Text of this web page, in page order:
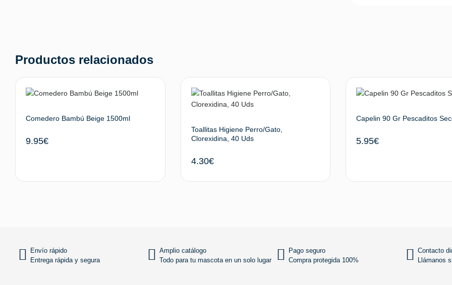
Productos relacionados
Comedero Bambú Beige 1500ml
9.95€
Toallitas Higiene Perro/Gato,
Clorexidina, 40 Uds
4.30€
Capelin 90 Gr Pescaditos
5.95€
Envío rápido
Entrega rápida y segura
Amplio catálogo
Todo para tu mascota en un solo lugar
Pago seguro
Compra protegida 100%
Contacto
Llámanos